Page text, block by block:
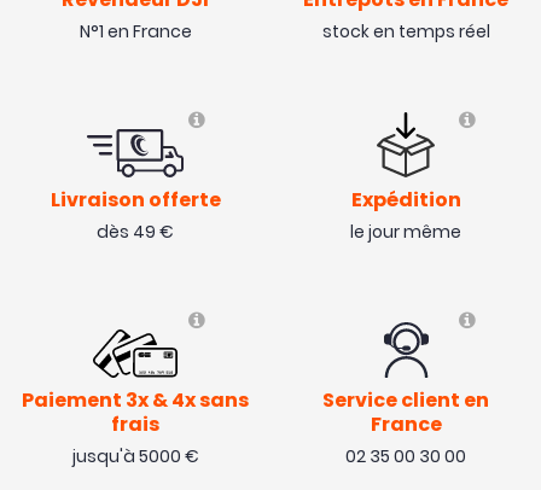
N°1 en France stock en temps réel
Livraison offerte
dès 49 €
Expédition
le jour même
Paiement 3x & 4x sans
frais
jusqu'à 5000 €
Service client en
France
02 35 00 30 00